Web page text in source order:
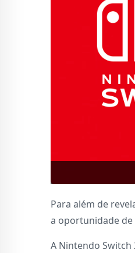
Para além de
a oportunidade
A Nintendo Switch